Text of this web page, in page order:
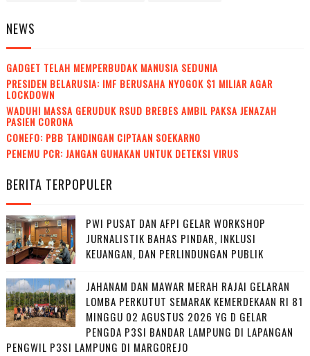
NEWS
GADGET TELAH MEMPERBUDAK MANUSIA SEDUNIA
PRESIDEN BELARUSIA: IMF BERUSAHA NYOGOK $1 MILIAR AGAR
LOCKDOWN
WADUH! MASSA GERUDUK RSUD BREBES AMBIL PAKSA JENAZAH
PASIEN CORONA
CONEFO: PBB TANDINGAN CIPTAAN SOEKARNO
PENEMU PCR: JANGAN GUNAKAN UNTUK DETEKSI VIRUS
BERITA TERPOPULER
PWI PUSAT DAN AFPI GELAR WORKSHOP
JURNALISTIK BAHAS PINDAR, INKLUSI
KEUANGAN, DAN PERLINDUNGAN PUBLIK
JAHANAM DAN MAWAR MERAH RAJAI GELARAN
LOMBA PERKUTUT SEMARAK KEMERDEKAAN RI 81
MINGGU 02 AGUSTUS 2026 YG D GELAR
PENGDA P3SI BANDAR LAMPUNG DI LAPANGAN
PENGWIL P3SI LAMPUNG DI MARGOREJO